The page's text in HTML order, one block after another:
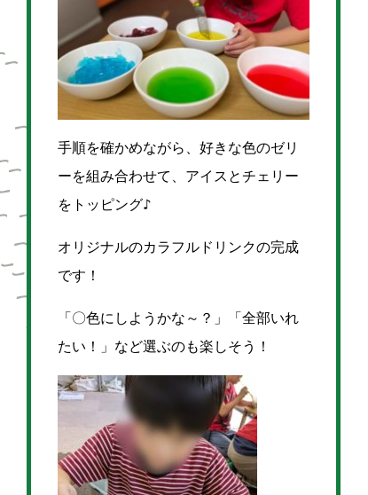
手順を確かめながら、好きな色のゼリ
ーを組み合わせて、アイスとチェリー
をトッピング♪
オリジナルのカラフルドリンクの完成
です！
「〇色にしようかな～？」「全部いれ
たい！」など選ぶのも楽しそう！